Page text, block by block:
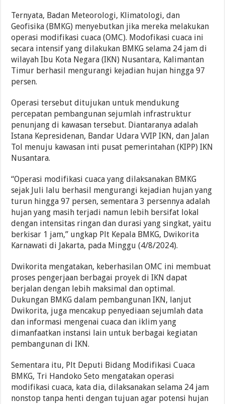
Ternyata, Badan Meteorologi, Klimatologi, dan
Geofisika (BMKG) menyebutkan jika mereka melakukan
operasi modifikasi cuaca (OMC). Modofikasi cuaca ini
secara intensif yang dilakukan BMKG selama 24 jam di
wilayah Ibu Kota Negara (IKN) Nusantara, Kalimantan
Timur berhasil mengurangi kejadian hujan hingga 97
persen.
Operasi tersebut ditujukan untuk mendukung
percepatan pembangunan sejumlah infrastruktur
penunjang di kawasan tersebut. Diantaranya adalah
Istana Kepresidenan, Bandar Udara VVIP IKN, dan Jalan
Tol menuju kawasan inti pusat pemerintahan (KIPP) IKN
Nusantara.
“Operasi modifikasi cuaca yang dilaksanakan BMKG
sejak Juli lalu berhasil mengurangi kejadian hujan yang
turun hingga 97 persen, sementara 3 persennya adalah
hujan yang masih terjadi namun lebih bersifat lokal
dengan intensitas ringan dan durasi yang singkat, yaitu
berkisar 1 jam,” ungkap Plt Kepala BMKG, Dwikorita
Karnawati di Jakarta, pada Minggu (4/8/2024).
Dwikorita mengatakan, keberhasilan OMC ini membuat
proses pengerjaan berbagai proyek di IKN dapat
berjalan dengan lebih maksimal dan optimal.
Dukungan BMKG dalam pembangunan IKN, lanjut
Dwikorita, juga mencakup penyediaan sejumlah data
dan informasi mengenai cuaca dan iklim yang
dimanfaatkan instansi lain untuk berbagai kegiatan
pembangunan di IKN.
Sementara itu, Plt Deputi Bidang Modifikasi Cuaca
BMKG, Tri Handoko Seto mengatakan operasi
modifikasi cuaca, kata dia, dilaksanakan selama 24 jam
nonstop tanpa henti dengan tujuan agar potensi hujan